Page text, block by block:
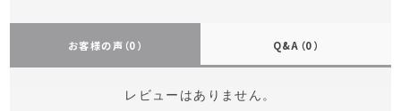
お客様の声 （0） Q&A （0）
レビューはありません。